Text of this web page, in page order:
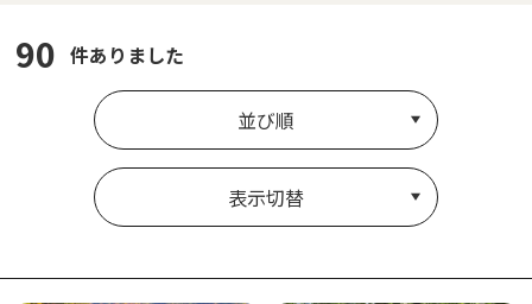
90 件ありました
並び順
表示切替